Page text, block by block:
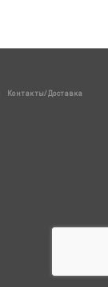
Контакты/Доставка